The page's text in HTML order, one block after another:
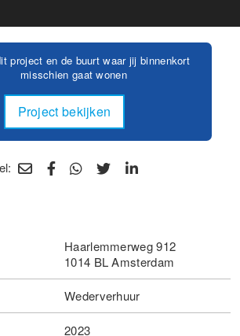
project en de buurt waar jij binnenkort
misschien gaat wonen
Project bekijken
Haarlemmerweg 912
1014 BL Amsterdam
Wederverhuur
2023